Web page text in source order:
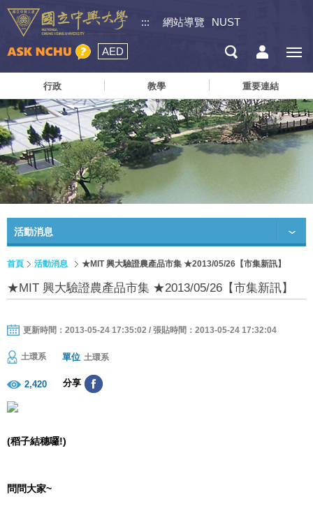
::: 網站導覽 NUST
AED
行政 教學 重要連結
活動消息
首頁 活動消息 ★MIT 興大驗證農產品市集 ★2013/05/26【市集新訊】
★MIT 興大驗證農產品市集 ★2013/05/26【市集新訊】
更新時間：2013-05-24 17:35:02 / 張貼時間：2013-05-24 17:32:04
土環系 單位 土環系
2,420 分享
(稻子結穗囉!)
問問大家~